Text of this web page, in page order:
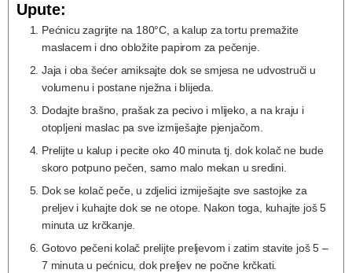
Upute:
Pećnicu zagrijte na 180°C, a kalup za tortu premažite
maslacem i dno obložite papirom za pečenje.
Jaja i oba šećer amiksajte dok se smjesa ne udvostruči u
volumenu i postane nježna i blijeda.
Dodajte brašno, prašak za pecivo i mlijeko, a na kraju i
otopljeni maslac pa sve izmiješajte pjenjačom.
Prelijte u kalup i pecite oko 40 minuta tj. dok kolač ne bude
skoro potpuno pečen, samo malo mekan u sredini.
Dok se kolač peče, u zdjelici izmiješajte sve sastojke za
preljev i kuhajte dok se ne otope. Nakon toga, kuhajte još 5
minuta uz krčkanje.
Gotovo pečeni kolač prelijte preljevom i zatim stavite još 5 –
7 minuta u pećnicu, dok preljev ne počne krčkati.